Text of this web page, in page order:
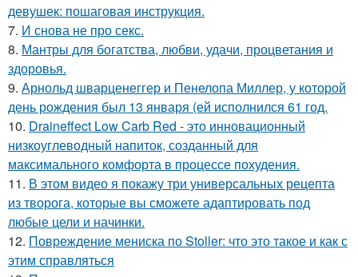
девушек: пошаговая инструкция.
7. И снова не про секс.
8. Мантры для богатства, любви, удачи, процветания и
здоровья.
9. Арнольд шварценеггер и Пенелопа Миллер, у которой
день рождения был 13 января (ей исполнился 61 год.
10. Draineffect Low Carb Red - это инновационный
низкоуглеводный напиток, созданный для
максимального комфорта в процессе похудения.
11. В этом видео я покажу три универсальных рецепта
из творога, которые вы сможете адаптировать под
любые цели и начинки.
12. Повреждение мениска по Stoller: что это такое и как с
этим справляться